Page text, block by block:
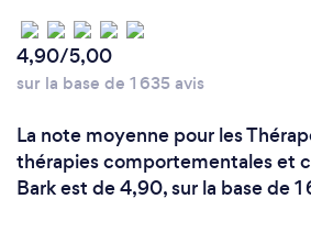
4,90/5,00
sur la base de 1 635 avis
La note moyenne pour les
thérapies comportementales et
Bark est de 4,90, sur la base de 1